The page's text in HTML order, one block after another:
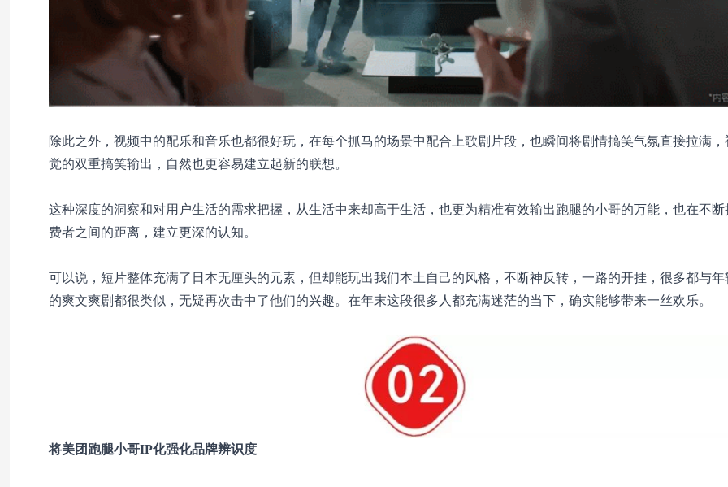
除此之外，视频中的配乐和音乐也都很好玩，在每个抓马的场景中配合上歌剧片段，也瞬间将剧情搞笑气氛直接拉满
觉的双重搞笑输出，自然也更容易建立起新的联想。
这种深度的洞察和对用户生活的需求把握，从生活中来却高于生活，也更为精准有效输出跑腿的小哥的万能，也在不断
费者之间的距离，建立更深的认知。
可以说，短片整体充满了日本无厘头的元素，但却能玩出我们本土自己的风格，不断神反转，一路的开挂，很多都与年
的爽文爽剧都很类似，无疑再次击中了他们的兴趣。在年末这段很多人都充满迷茫的当下，确实能够带来一丝欢乐。
将美团跑腿小哥IP化强化品牌辨识度